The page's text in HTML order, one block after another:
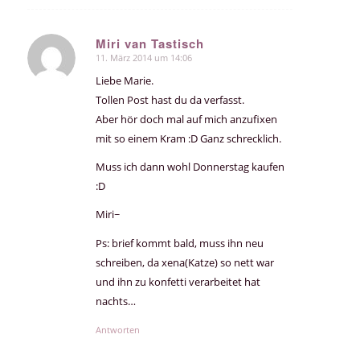
Miri van Tastisch
sagte:
11. März 2014 um 14:06
Liebe Marie.
Tollen Post hast du da verfasst.
Aber hör doch mal auf mich anzufixen
mit so einem Kram :D Ganz schrecklich.
Muss ich dann wohl Donnerstag kaufen
:D
Miri~
Ps: brief kommt bald, muss ihn neu
schreiben, da xena(Katze) so nett war
und ihn zu konfetti verarbeitet hat
nachts…
Antworten